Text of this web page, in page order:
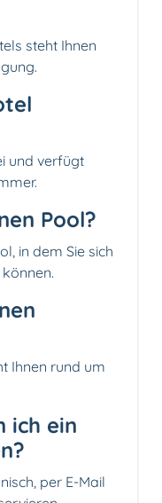
steht Ihnen
und verfügt
Pool?
in dem Sie sich
Ihnen rund um
ich ein
per E-Mail